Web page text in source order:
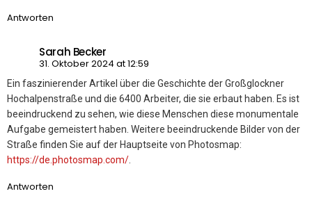
Antworten
Sarah Becker
31. Oktober 2024 at 12:59
Ein faszinierender Artikel über die Geschichte der Großglockner
Hochalpenstraße und die 6400 Arbeiter, die sie erbaut haben. Es ist
beeindruckend zu sehen, wie diese Menschen diese monumentale
Aufgabe gemeistert haben. Weitere beeindruckende Bilder von der
Straße finden Sie auf der Hauptseite von Photosmap:
https://de.photosmap.com/.
Antworten